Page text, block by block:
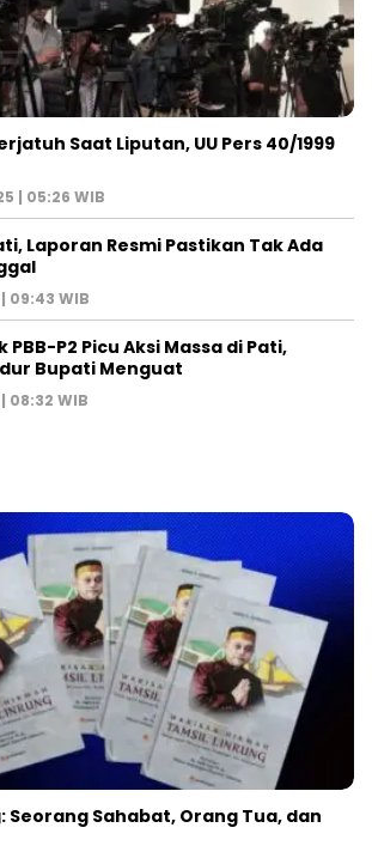
Saat Liputan, UU Pers 40/1999
| 05:26 WIB
Laporan Resmi Pastikan Tak Ada
09:43 WIB
PBB-P2 Picu Aksi Massa di Pati,
Bupati Menguat
08:32 WIB
Seorang Sahabat, Orang Tua, dan